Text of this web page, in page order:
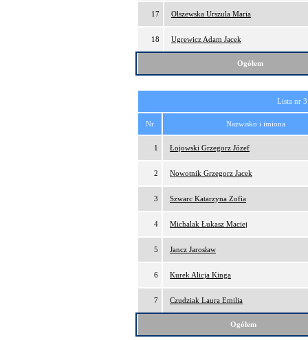
17 Olszewska Urszula Maria
18 Ugrewicz Adam Jacek
Ogółem
Lista nr
Nr Nazwisko i imiona
1 Łojowski Grzegorz Józef
2 Nowotnik Grzegorz Jacek
3 Szwarc Katarzyna Zofia
4 Michalak Łukasz Maciej
5 Jancz Jarosław
6 Kurek Alicja Kinga
7 Czudziak Laura Emilia
Ogółem